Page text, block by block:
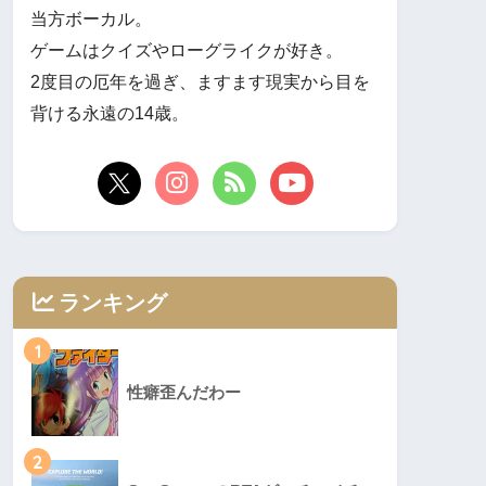
当方ボーカル。
ゲームはクイズやローグライクが好き。
2度目の厄年を過ぎ、ますます現実から目を
背ける永遠の14歳。
ランキング
1
性癖歪んだわー
2